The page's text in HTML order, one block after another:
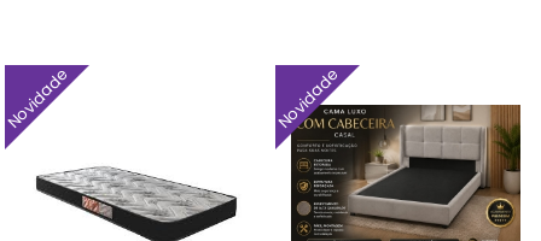
Novidade Novidade